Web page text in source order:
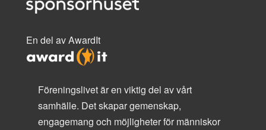
En del av AwardIt
Föreningslivet är en viktig del av vårt
samhälle. Det skapar gemenskap,
engagemang och möjligheter för människor